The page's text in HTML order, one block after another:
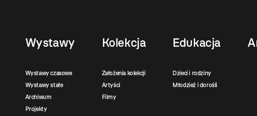
Wystawy
Wystawy czasowe
Wystawy stałe
Archiwum
Projekty
Kolekcja
Założenia kolekcji
Artyści
Filmy
Edukacja
Dzieci i rodziny
Młodzież i dorośli